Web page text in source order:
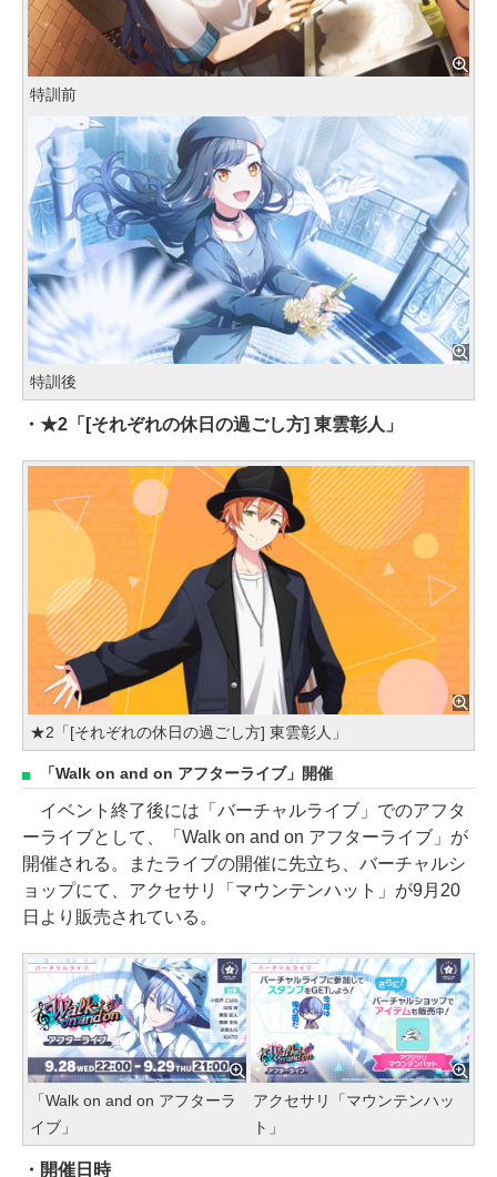
特訓前
特訓後
・★2「[それぞれの休日の過ごし方] 東雲彰人」
★2「[それぞれの休日の過ごし方] 東雲彰人」
「Walk on and on アフターライブ」開催
イベント終了後には「バーチャルライブ」でのアフタ
ーライブとして、「Walk on and on アフターライブ」が
開催される。またライブの開催に先立ち、バーチャルシ
ョップにて、アクセサリ「マウンテンハット」が9月20
日より販売されている。
「Walk on and on アフターラ
イブ」
アクセサリ「マウンテンハッ
ト」
・開催日時